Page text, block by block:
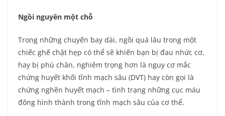
Ngồi nguyên một chỗ
Trong những chuyến bay dài, ngồi quá lâu trong một
chiếc ghế chật hẹp có thể sẽ khiến bạn bị đau nhức cơ,
hay bị phù chân, nghiêm trọng hơn là nguy cơ mắc
chứng huyết khối tĩnh mạch sâu (DVT) hay còn gọi là
chứng nghẽn huyết mạch – tình trạng những cục máu
đông hình thành trong tĩnh mạch sâu của cơ thể.